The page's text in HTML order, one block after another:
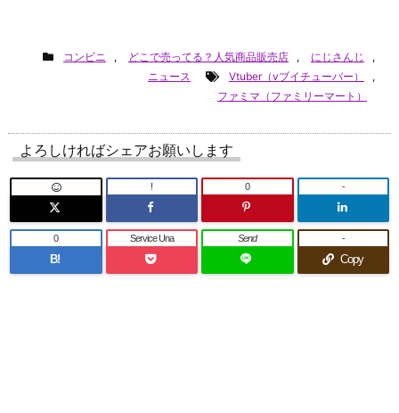
コンビニ , どこで売ってる？人気商品販売店 , にじさんじ
,
ニュース
Vtuber（vブイチューバー）
,
ファミマ（ファミリーマート）
よろしければシェアお願いします
! 0 -
B!
0 Service Una Send
Copy
-